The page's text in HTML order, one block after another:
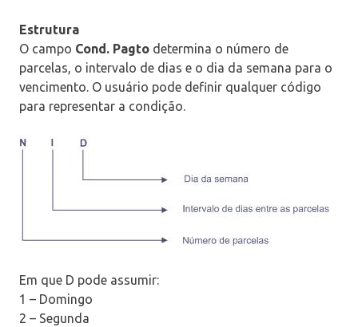
Estrutura
O campo Cond. Pagto determina o número de
parcelas, o intervalo de dias e o dia da semana para o
vencimento. O usuário pode definir qualquer código
para representar a condição.
Em que D pode assumir:
1 – Domingo
2 – Segunda